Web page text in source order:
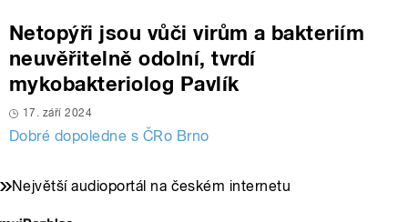
Netopýři jsou vůči virům a bakteriím
neuvěřitelně odolní, tvrdí
mykobakteriolog Pavlík
17. září 2024
Dobré dopoledne s ČRo Brno
Největší audioportál na českém internetu